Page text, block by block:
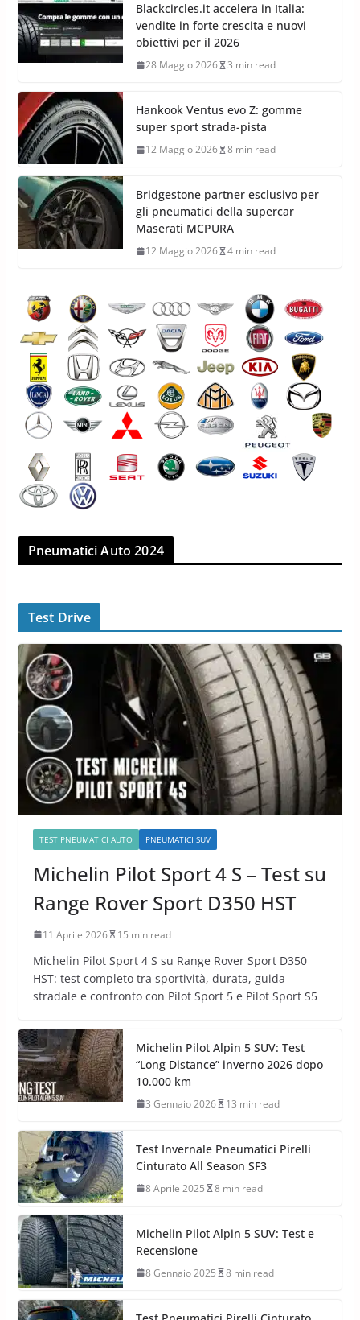
Blackcircles.it accelera in Italia:
vendite in forte crescita e nuovi
obiettivi per il 2026
28 Maggio 2026 3 min read
Hankook Ventus evo Z: gomme
super sport strada-pista
12 Maggio 2026 8 min read
Bridgestone partner esclusivo per
gli pneumatici della supercar
Maserati MCPURA
12 Maggio 2026 4 min read
Pneumatici Auto 2024
Test Drive
TEST PNEUMATICI AUTO PNEUMATICI SUV
Michelin Pilot Sport 4 S – Test su
Range Rover Sport D350 HST
11 Aprile 2026 15 min read
Michelin Pilot Sport 4 S su Range Rover Sport D350
HST: test completo tra sportività, durata, guida
stradale e confronto con Pilot Sport 5 e Pilot Sport S5
Michelin Pilot Alpin 5 SUV: Test
“Long Distance” inverno 2026 dopo
10.000 km
3 Gennaio 2026 13 min read
Test Invernale Pneumatici Pirelli
Cinturato All Season SF3
8 Aprile 2025 8 min read
Michelin Pilot Alpin 5 SUV: Test e
Recensione
8 Gennaio 2025 8 min read